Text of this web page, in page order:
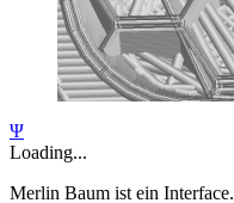
Ψ
Loading...
Merlin Baum ist ein Interface.